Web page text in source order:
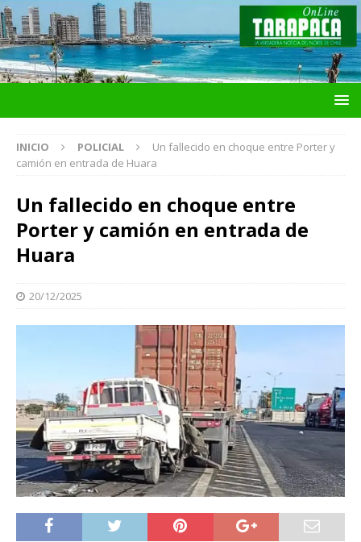
INICIO POLICIAL
Un fallecido en choque entre Porter y
camión en entrada de Huara
Un fallecido en choque entre
Porter y camión en entrada de
Huara
20/12/2025